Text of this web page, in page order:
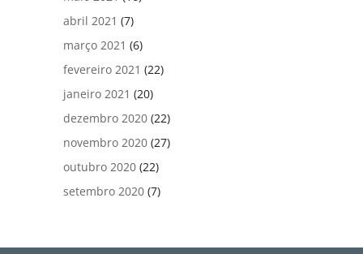
abril 2021 (7)
março 2021 (6)
fevereiro 2021 (22)
janeiro 2021 (20)
dezembro 2020 (22)
novembro 2020 (27)
outubro 2020 (22)
setembro 2020 (7)